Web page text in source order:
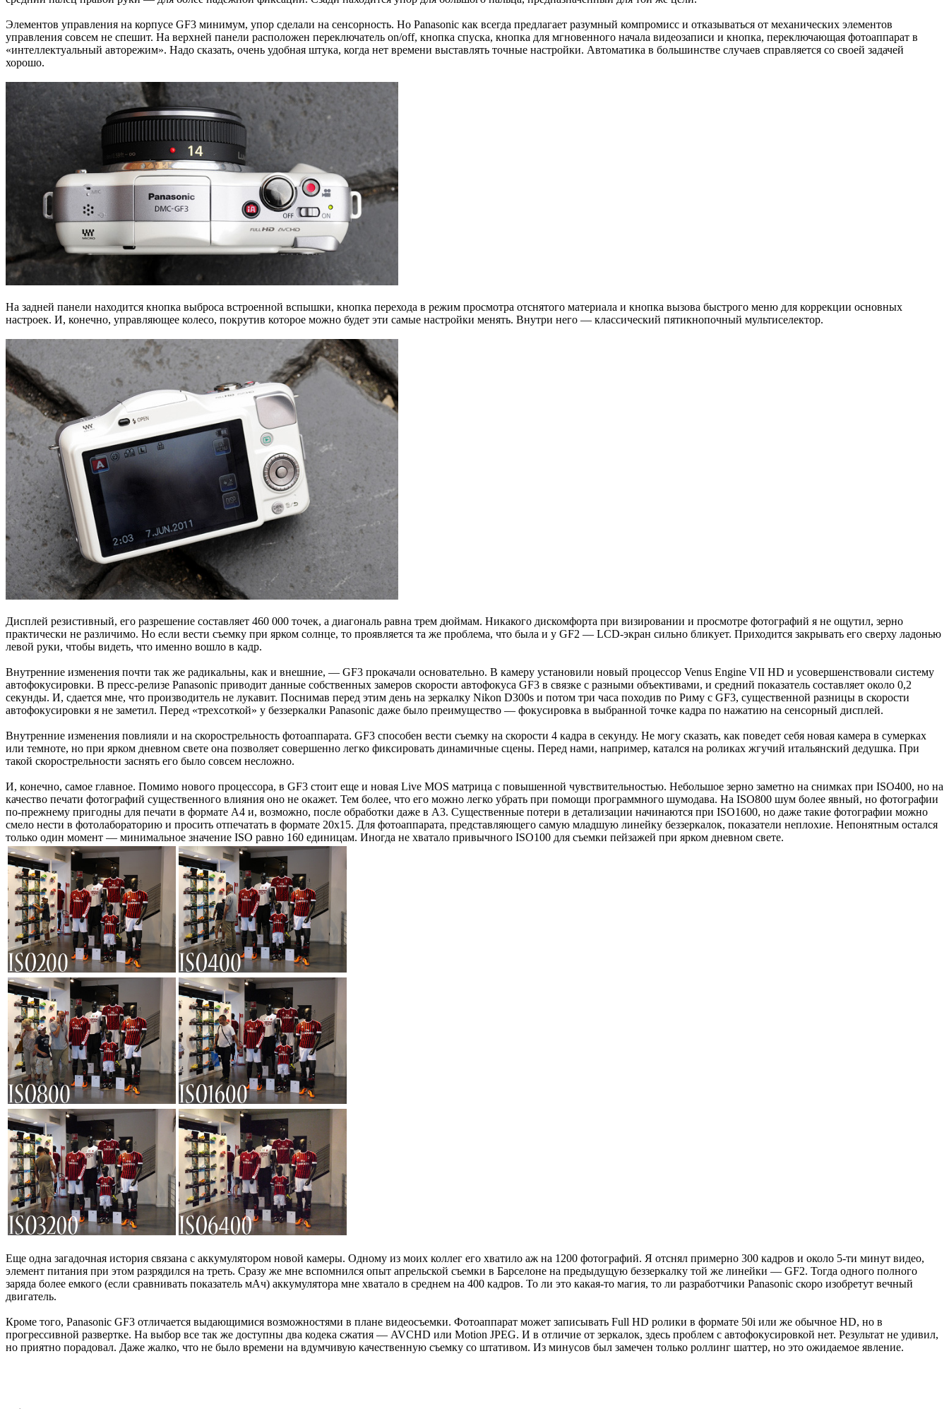
Элементов управления на корпусе GF3 минимум, упор сделали на сенсорность. Но Panasonic как всегда предлагает разумный компромисс и отказываться от механических элементов
управления совсем не спешит. На верхней панели расположен переключатель on/off, кнопка спуска, кнопка для мгновенного начала видеозаписи и кнопка, переключающая фотоаппарат в
«интеллектуальный авторежим». Надо сказать, очень удобная штука, когда нет времени выставлять точные настройки. Автоматика в большинстве случаев справляется со своей задачей
хорошо.
На задней панели находится кнопка выброса встроенной вспышки, кнопка перехода в режим просмотра отснятого материала и кнопка вызова быстрого меню для коррекции основных
настроек. И, конечно, управляющее колесо, покрутив которое можно будет эти самые настройки менять. Внутри него — классический пятикнопочный мультиселектор.
Дисплей резистивный, его разрешение составляет 460 000 точек, а диагональ равна трем дюймам. Никакого дискомфорта при визировании и просмотре фотографий я не ощутил, зерно
практически не различимо. Но если вести съемку при ярком солнце, то проявляется та же проблема, что была и у GF2 — LCD-экран сильно бликует. Приходится закрывать его сверху ладонью
левой руки, чтобы видеть, что именно вошло в кадр.
Внутренние изменения почти так же радикальны, как и внешние, — GF3 прокачали основательно. В камеру установили новый процессор Venus Engine VII HD и усовершенствовали систему
автофокусировки. В пресс-релизе Panasonic приводит данные собственных замеров скорости автофокуса GF3 в связке с разными объективами, и средний показатель составляет около 0,2
секунды. И, сдается мне, что производитель не лукавит. Поснимав перед этим день на зеркалку Nikon D300s и потом три часа походив по Риму с GF3, существенной разницы в скорости
автофокусировки я не заметил. Перед «трехсоткой» у беззеркалки Panasonic даже было преимущество — фокусировка в выбранной точке кадра по нажатию на сенсорный дисплей.
Внутренние изменения повлияли и на скорострельность фотоаппарата. GF3 способен вести съемку на скорости 4 кадра в секунду. Не могу сказать, как поведет себя новая камера в сумерках
или темноте, но при ярком дневном свете она позволяет совершенно легко фиксировать динамичные сцены. Перед нами, например, катался на роликах жгучий итальянский дедушка. При
такой скорострельности заснять его было совсем несложно.
И, конечно, самое главное. Помимо нового процессора, в GF3 стоит еще и новая Live MOS матрица с повышенной чувствительностью. Небольшое зерно заметно на снимках при ISO400, но на
качество печати фотографий существенного влияния оно не окажет. Тем более, что его можно легко убрать при помощи программного шумодава. На ISO800 шум более явный, но фотографии
по-прежнему пригодны для печати в формате A4 и, возможно, после обработки даже в А3. Существенные потери в детализации начинаются при ISO1600, но даже такие фотографии можно
смело нести в фотолабораторию и просить отпечатать в формате 20х15. Для фотоаппарата, представляющего самую младшую линейку беззеркалок, показатели неплохие. Непонятным остался
только один момент — минимальное значение ISO равно 160 единицам. Иногда не хватало привычного ISO100 для съемки пейзажей при ярком дневном свете.
Еще одна загадочная история связана с аккумулятором новой камеры. Одному из моих коллег его хватило аж на 1200 фотографий. Я отснял примерно 300 кадров и около 5-ти минут видео,
элемент питания при этом разрядился на треть. Сразу же мне вспомнился опыт апрельской съемки в Барселоне на предыдущую беззеркалку той же линейки — GF2. Тогда одного полного
заряда более емкого (если сравнивать показатель мАч) аккумулятора мне хватало в среднем на 400 кадров. То ли это какая-то магия, то ли разработчики Panasonic скоро изобретут вечный
двигатель.
Кроме того, Panasonic GF3 отличается выдающимися возможностями в плане видеосъемки. Фотоаппарат может записывать Full HD ролики в формате 50i или же обычное HD, но в
прогрессивной развертке. На выбор все так же доступны два кодека сжатия — AVCHD или Motion JPEG. И в отличие от зеркалок, здесь проблем с автофокусировкой нет. Результат не удивил,
но приятно порадовал. Даже жалко, что не было времени на вдумчивую качественную съемку со штативом. Из минусов был замечен только роллинг шаттер, но это ожидаемое явление.